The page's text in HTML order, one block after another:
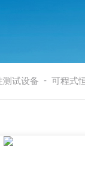
测试设备 - 可程式